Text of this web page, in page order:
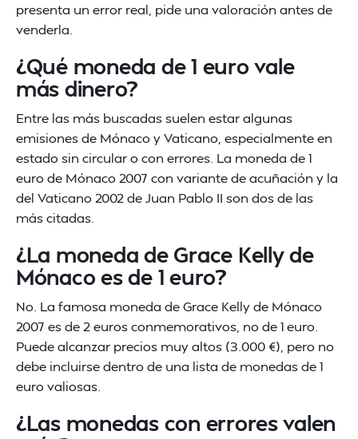
presenta un error real, pide una valoración antes de
venderla.
¿Qué moneda de 1 euro vale
más dinero?
Entre las más buscadas suelen estar algunas
emisiones de Mónaco y Vaticano, especialmente en
estado sin circular o con errores. La moneda de 1
euro de Mónaco 2007 con variante de acuñación y la
del Vaticano 2002 de Juan Pablo II son dos de las
más citadas.
¿La moneda de Grace Kelly de
Mónaco es de 1 euro?
No. La famosa moneda de Grace Kelly de Mónaco
2007 es de 2 euros conmemorativos, no de 1 euro.
Puede alcanzar precios muy altos (3.000 €), pero no
debe incluirse dentro de una lista de monedas de 1
euro valiosas.
¿Las monedas con errores valen